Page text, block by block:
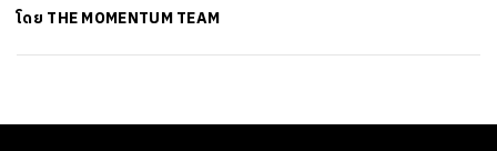
โดย THE MOMENTUM TEAM